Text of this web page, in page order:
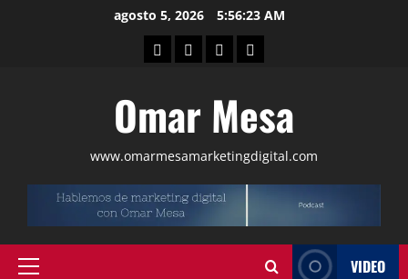
agosto 5, 2026 5:56:24 AM
Omar Mesa
www.omarmesamarketingdigital.com
VIDEO